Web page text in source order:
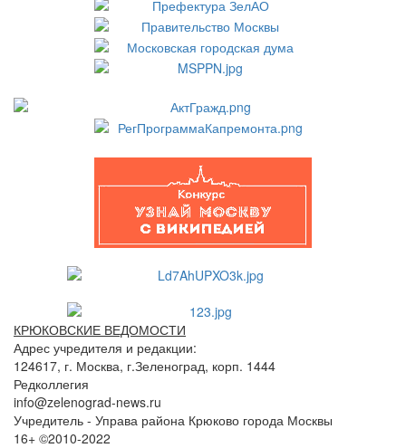
КРЮКОВСКИЕ ВЕДОМОСТИ
Адрес учредителя и редакции:
124617, г. Москва, г.Зеленоград, корп. 1444
Редколлегия
info@zelenograd-news.ru
Учредитель - Управа района Крюково города Москвы
16+ ©2010-2022